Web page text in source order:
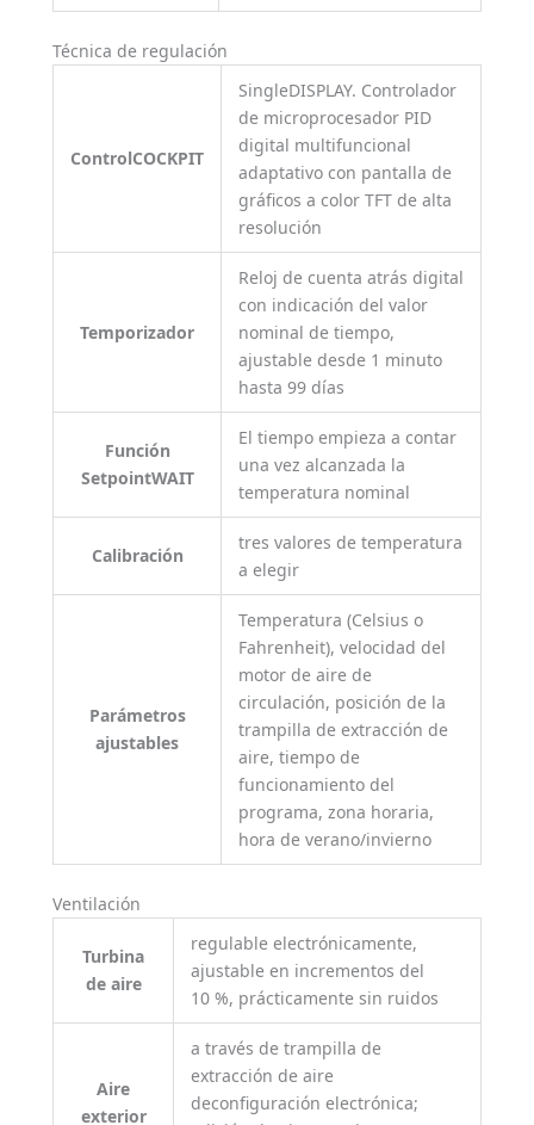
Técnica de regulación
ControlCOCKPIT
SingleDISPLAY. Controlador
de microprocesador PID
digital multifuncional
adaptativo con pantalla de
gráficos a color TFT de alta
resolución
Temporizador
Reloj de cuenta atrás digital
con indicación del valor
nominal de tiempo,
ajustable desde 1 minuto
hasta 99 días
Función
SetpointWAIT
El tiempo empieza a contar
una vez alcanzada la
temperatura nominal
Calibración
tres valores de temperatura
a elegir
Parámetros
ajustables
Temperatura (Celsius o
Fahrenheit), velocidad del
motor de aire de
circulación, posición de la
trampilla de extracción de
aire, tiempo de
funcionamiento del
programa, zona horaria,
hora de verano/invierno
Ventilación
Turbina
de aire
regulable electrónicamente,
ajustable en incrementos del
10 %, prácticamente sin ruidos
Aire
exterior
a través de trampilla de
extracción de aire
deconfiguración electrónica;